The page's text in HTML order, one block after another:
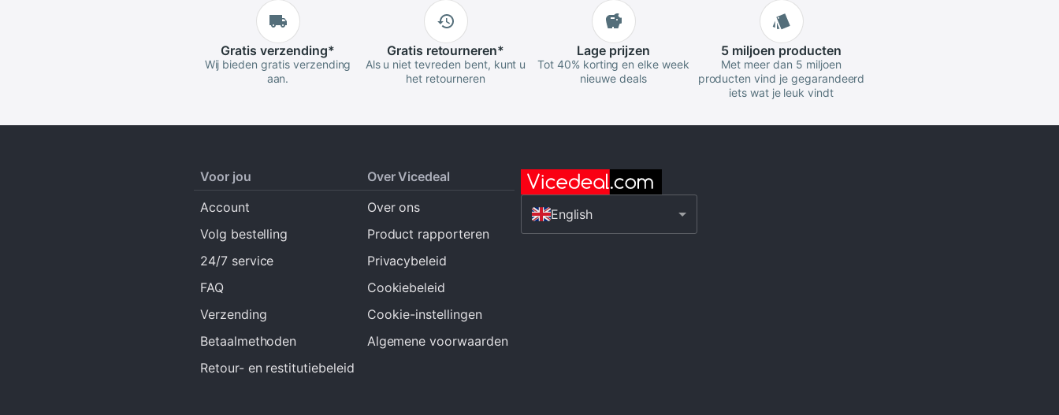
Gratis verzending*
Wij bieden gratis verzending
aan.
Gratis retourneren*
Als u niet tevreden bent, kunt u
het retourneren
Lage prijzen
Tot 40% korting en elke week
nieuwe deals
5 miljoen producten
Met meer dan 5 miljoen
producten vind je gegarandeerd
iets wat je leuk vindt
Voor jou
Account
Volg bestelling
24/7 service
FAQ
Verzending
Betaalmethoden
Retour- en restitutiebeleid
Over Vicedeal
Over ons
Product rapporteren
Privacybeleid
Cookiebeleid
Cookie-instellingen
Algemene voorwaarden
English